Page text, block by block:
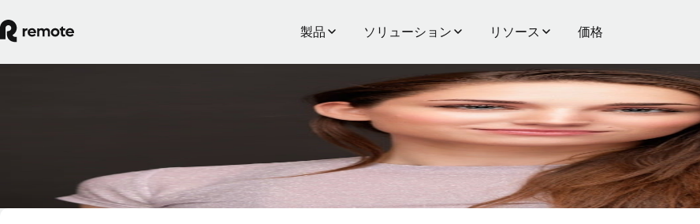
製品 ソリューション リソース 価格
Gillian O'Brienは、RemoteのRemote TalentおよびRemote Jobs担当ゼネ
ラルマネージャーです。